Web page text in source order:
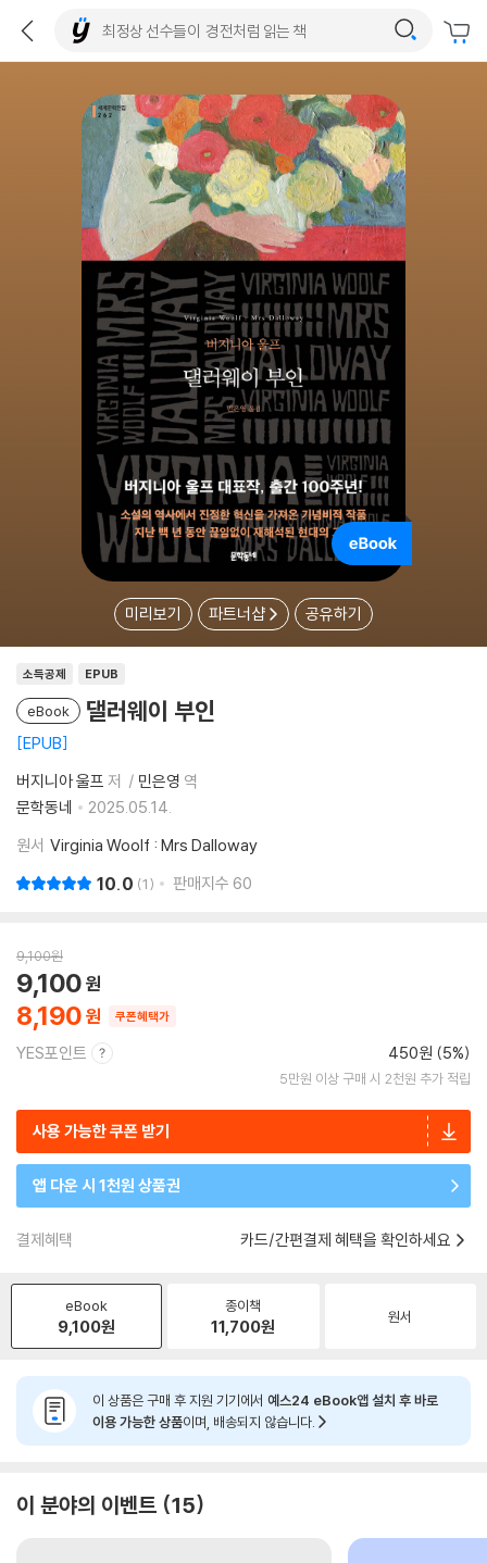
미리보기 파트너샵 공유하기
소득공제 EPUB
eBook 댈러웨이 부인
EPUB
버지니아 울프 저 민은영 역
문학동네
2025.05.14.
원서 Virginia Woolf : Mrs Dalloway
10.0 1 판매지수 60
9,100원
8,190
9,100
쿠폰혜택가
YES포인트 450원 (5%)
5만원 이상 구매 시 2천원 추가 적립
사용 가능한 쿠폰 받기
앱 다운 시 1천원 상품권
결제혜택 카드/간편결제 혜택을 확인하세요
eBook
9,100원
종이책
11,700원 원서
이 상품은 구매 후 지원 기기에서 예스24 eBook앱 설치 후 바로
이용 가능한 상품이며, 배송되지 않습니다.
이 분야의 이벤트 15